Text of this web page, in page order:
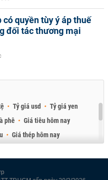
có quyền tùy ý áp thuế
đối tác thương mại
Tỷ giá usd
Tỷ giá yen
phê
Giá tiêu hôm nay
Giá thép hôm nay